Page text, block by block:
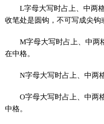
L字母大写时占上、中两
收笔处是圆钩，不可写成尖钩
M字母大写时占上、中两
在中格。
N字母大写时占上、中两
O字母大写时占上、中两
中格。